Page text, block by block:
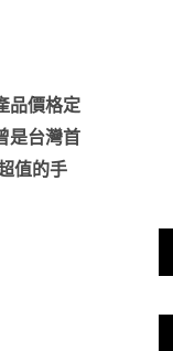
品價格定
是台灣首
值的手